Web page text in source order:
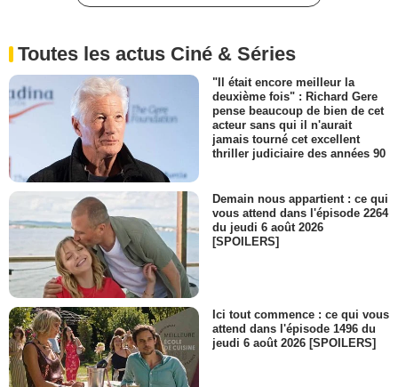
Toutes les actus Ciné & Séries
"Il était encore meilleur la
deuxième fois" : Richard Gere
pense beaucoup de bien de cet
acteur sans qui il n'aurait
jamais tourné cet excellent
thriller judiciaire des années 90
Demain nous appartient : ce qui
vous attend dans l'épisode 2264
du jeudi 6 août 2026
[SPOILERS]
Ici tout commence : ce qui vous
attend dans l'épisode 1496 du
jeudi 6 août 2026 [SPOILERS]